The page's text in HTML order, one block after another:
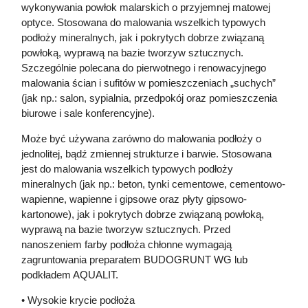
wykonywania powłok malarskich o przyjemnej matowej
optyce. Stosowana do malowania wszelkich typowych
podłoży mineralnych, jak i pokrytych dobrze związaną
powłoką, wyprawą na bazie tworzyw sztucznych.
Szczególnie polecana do pierwotnego i renowacyjnego
malowania ścian i sufitów w pomieszczeniach „suchych”
(jak np.: salon, sypialnia, przedpokój oraz pomieszczenia
biurowe i sale konferencyjne).
Może być używana zarówno do malowania podłoży o
jednolitej, bądź zmiennej strukturze i barwie. Stosowana
jest do malowania wszelkich typowych podłoży
mineralnych (jak np.: beton, tynki cementowe, cementowo-
wapienne, wapienne i gipsowe oraz płyty gipsowo-
kartonowe), jak i pokrytych dobrze związaną powłoką,
wyprawą na bazie tworzyw sztucznych. Przed
nanoszeniem farby podłoża chłonne wymagają
zagruntowania preparatem BUDOGRUNT WG lub
podkładem AQUALIT.
• Wysokie krycie podłoża